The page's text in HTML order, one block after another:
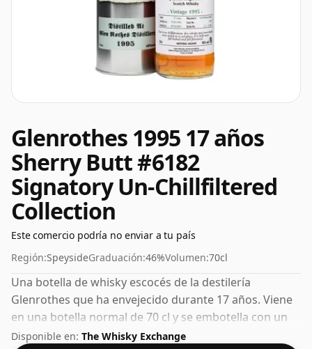
Glenrothes 1995 17 años
Sherry Butt #6182
Signatory Un-Chillfiltered
Collection
Este comercio podría no enviar a tu país
Región:SpeysideGraduación:46%Volumen:70cl
Una botella de whisky escocés de la destilería
Glenrothes que ha envejecido durante 17 años. Viene
en una botella normal de 70 cl y se embotella con un
ABV saludable del 46%.
Disponible en: The Whisky Exchange